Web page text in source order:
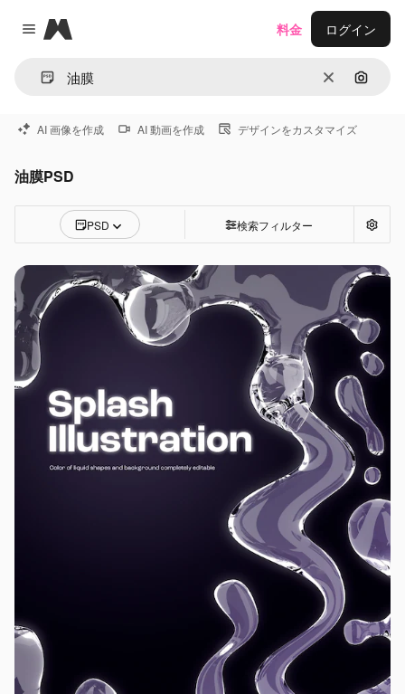
Close menu
Magnific
消去 画像で
料金 ログイン
AI 画像を作成 AI 動画を作成 デザインをカスタマイズ
油膜PSD
PSD 検索フィルター